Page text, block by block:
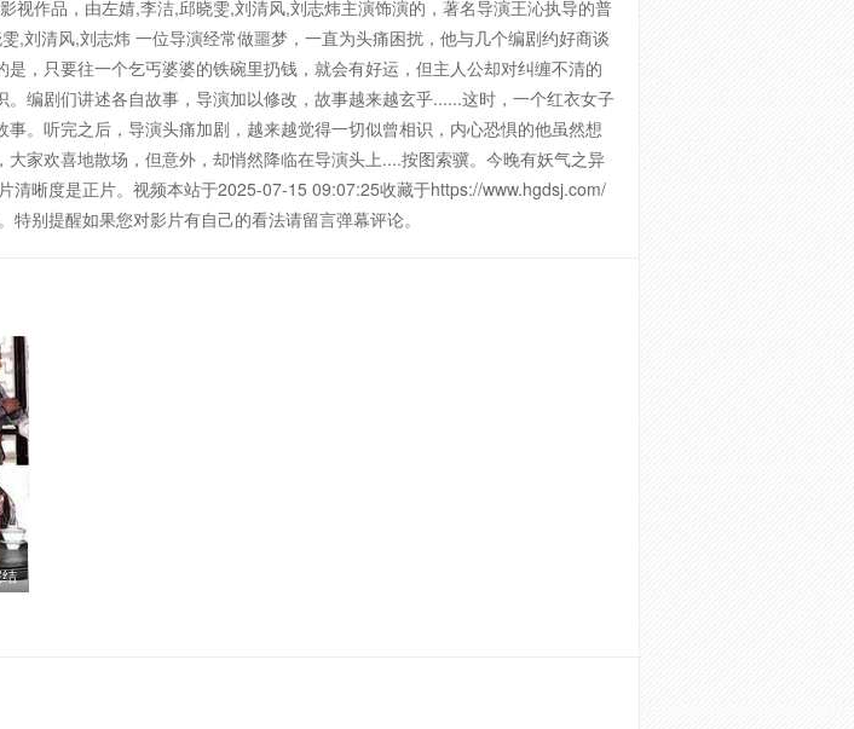
作品，由左婧,李洁,邱晓雯,刘清风,刘志炜主演饰演的，著名导演王沁执导的普
,刘清风,刘志炜 一位导演经常做噩梦，一直为头痛困扰，他与几个编剧约好商谈
，只要往一个乞丐婆婆的铁碗里扔钱，就会有好运，但主人公却对纠缠不清的
编剧们讲述各自故事，导演加以修改，故事越来越玄乎......这时，一个红衣女子
。听完之后，导演头痛加剧，越来越觉得一切似曾相识，内心恐惧的他虽然想
家欢喜地散场，但意外，却悄然降临在导演头上....按图索骥。今晚有妖气之异
晰度是正片。视频本站于2025-07-15 09:07:25收藏于https://www.hgdsj.com/
别提醒如果您对影片有自己的看法请留言弹幕评论。